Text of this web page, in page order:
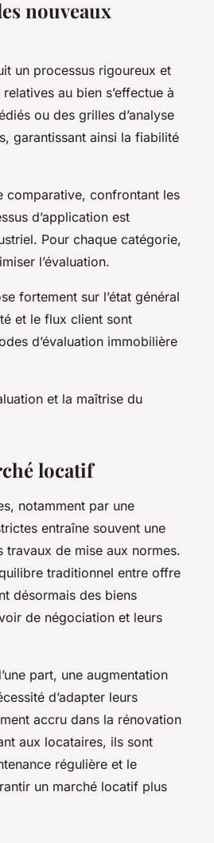
nouveaux
un processus rigoureux et
au bien s’effectue à
ou des grilles d’analyse
garantissant ainsi la fiabilité
comparative, confrontant les
d’application est
Pour chaque catégorie,
l’évaluation.
fortement sur l’état général
et le flux client sont
d’évaluation immobilière
et la maîtrise du
locatif
notamment par une
entraîne souvent une
de mise aux normes.
traditionnel entre offre
désormais des biens
de négociation et leurs
part, une augmentation
d’adapter leurs
accru dans la rénovation
aux locataires, ils sont
régulière et le
un marché locatif plus